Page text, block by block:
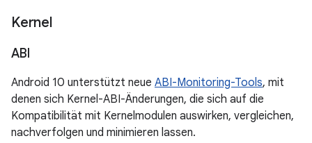
Kernel
ABI
Android 10 unterstützt neue ABI-Monitoring-Tools, mit
denen sich Kernel-ABI-Änderungen, die sich auf die
Kompatibilität mit Kernelmodulen auswirken, vergleichen,
nachverfolgen und minimieren lassen.